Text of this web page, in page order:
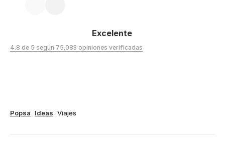
Excelente
4.8 de 5 según 75,083 opiniones verificadas
Popsa Ideas Viajes